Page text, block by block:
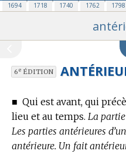
1694 1718 1740 1762 1798
6eÉDITION
■ Qui est avant, qui
lieu et au temps. La
Les parties antérieures
antérieure. Un fait